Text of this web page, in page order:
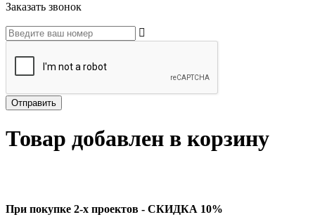
Заказать звонок
Товар добавлен в корзину
При покупке 2-х проектов - СКИДКА 10%